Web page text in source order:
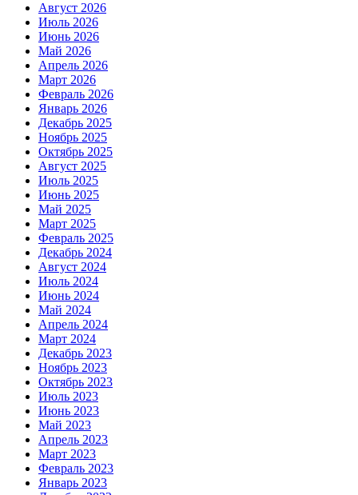
Август 2026
Июль 2026
Июнь 2026
Май 2026
Апрель 2026
Март 2026
Февраль 2026
Январь 2026
Декабрь 2025
Ноябрь 2025
Октябрь 2025
Август 2025
Июль 2025
Июнь 2025
Май 2025
Март 2025
Февраль 2025
Декабрь 2024
Август 2024
Июль 2024
Июнь 2024
Май 2024
Апрель 2024
Март 2024
Декабрь 2023
Ноябрь 2023
Октябрь 2023
Июль 2023
Июнь 2023
Май 2023
Апрель 2023
Март 2023
Февраль 2023
Январь 2023